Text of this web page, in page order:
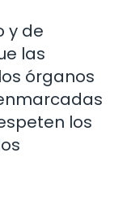
y de
las
órganos
los